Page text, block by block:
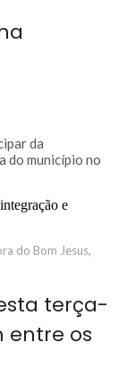
da
do município no
do Bom Jesus,
terça-
entre os